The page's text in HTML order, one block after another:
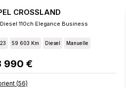
CROSSLAND
Diesel 110ch Elegance Business
59 603 Km Diesel Manuelle
990 €
(56)